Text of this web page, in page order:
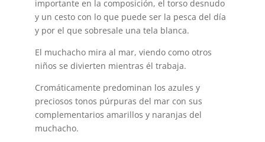
importante en la composición, el torso desnudo
y un cesto con lo que puede ser la pesca del día
y por el que sobresale una tela blanca.
El muchacho mira al mar, viendo como otros
niños se divierten mientras él trabaja.
Cromáticamente predominan los azules y
preciosos tonos púrpuras del mar con sus
complementarios amarillos y naranjas del
muchacho.